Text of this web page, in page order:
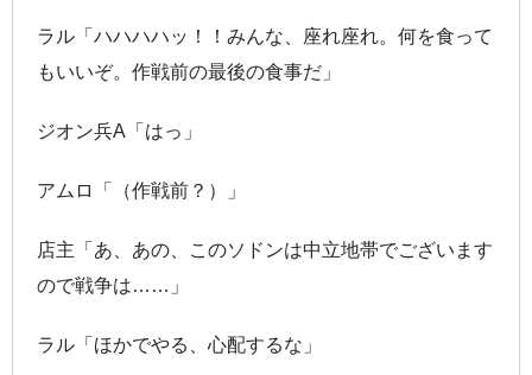
ラル「ハハハハッ！！みんな、座れ座れ。何を食って
もいいぞ。作戦前の最後の食事だ」
ジオン兵A「はっ」
アムロ「（作戦前？）」
店主「あ、あの、このソドンは中立地帯でございます
ので戦争は……」
ラル「ほかでやる、心配するな」